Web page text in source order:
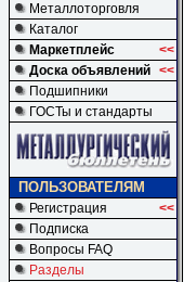
Металлоторговля
Каталог
Маркетплейс
<<
Доска объявлений <<
Подшипники
ГОСТы и стандарты
ПОЛЬЗОВАТЕЛЯМ
Регистрация
<<
Подписка
Вопросы FAQ
Разделы